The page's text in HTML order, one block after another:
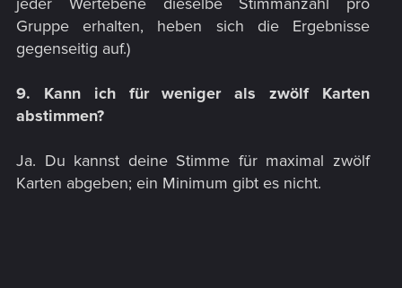
Gruppe erhalten, heben sich die Ergebnisse
gegenseitig auf.)​
9. Kann ich für weniger als zwölf Karten
abstimmen?
Ja. Du kannst deine Stimme für maximal zwölf
Karten abgeben; ein Minimum gibt es nicht.​